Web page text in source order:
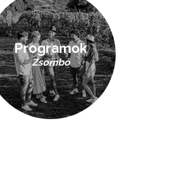
Programok
Zsombó